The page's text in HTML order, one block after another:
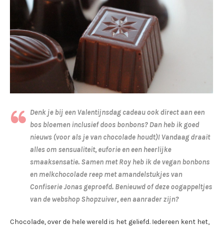
Denk je bij een Valentijnsdag cadeau ook direct aan een
bos bloemen inclusief doos bonbons? Dan heb ik goed
nieuws (voor als je van chocolade houdt)! Vandaag draait
alles om sensualiteit, euforie en een heerlijke
smaaksensatie. Samen met Roy heb ik de vegan bonbons
en melkchocolade reep met amandelstukjes van
Confiserie Jonas geproefd. Benieuwd of deze oogappeltjes
van de webshop Shopzuiver, een aanrader zijn?
Chocolade, over de hele wereld is het geliefd. Iedereen kent het,